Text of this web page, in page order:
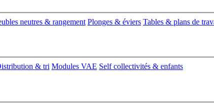
neutres & rangement Plonges & éviers Tables & plans de
& tri Modules VAE Self collectivités & enfants